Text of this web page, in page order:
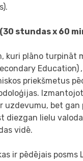
stundas x 60
kuri plāno turpināt
Education)
priekšmetus
uzdevumu, bet gan
diezgan lielu
vidē.
ir pēdējais posms